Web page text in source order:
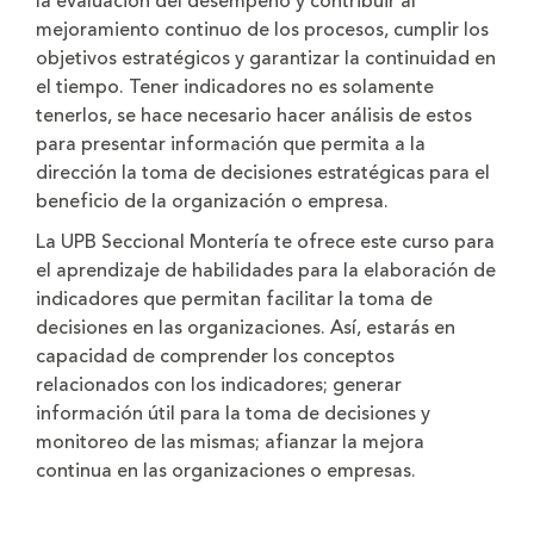
mejoramiento continuo de los procesos, cumplir los
objetivos estratégicos y garantizar la continuidad en
el tiempo. Tener indicadores no es solamente
tenerlos, se hace necesario hacer análisis de estos
para presentar información que permita a la
dirección la toma de decisiones estratégicas para el
beneficio de la organización o empresa.
La UPB Seccional Montería te ofrece este curso para
el aprendizaje de habilidades para la elaboración de
indicadores que permitan facilitar la toma de
decisiones en las organizaciones. Así, estarás en
capacidad de comprender los conceptos
relacionados con los indicadores; generar
información útil para la toma de decisiones y
monitoreo de las mismas; afianzar la mejora
continua en las organizaciones o empresas.